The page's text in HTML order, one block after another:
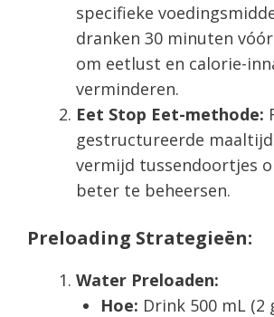
specifieke
dranken 30 minuten
om eetlust en calorie-
verminderen.
Eet Stop Eet-methode:
gestructureerde
vermijd tussendoortjes
beter te beheersen.
Preloading Strategieën:
Water Preloaden:
Hoe: Drink 500 mL (2